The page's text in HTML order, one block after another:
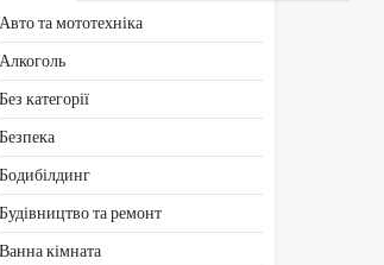
Авто та мототехніка
Алкоголь
Без категорії
Безпека
Бодибілдинг
Будівництво та ремонт
Ванна кімната